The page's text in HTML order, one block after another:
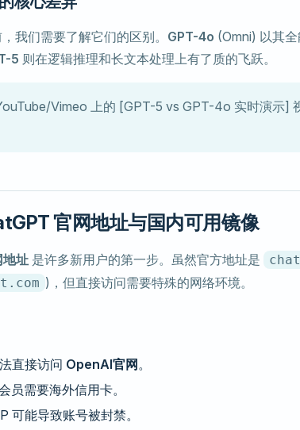
我们需要了解它们的区别。 GPT-4o (Omni) 以其
5 则在逻辑推理和长文本处理上有了质的飞跃。
Vimeo 上的 [GPT-5 vs GPT-4o 实时演示]
官网地址与国内可用镜像
址 是许多新用户的第一步。虽然官方地址是
)，但直接访问需要特殊的网络环境。
直接访问 OpenAI官网。
员需要海外信用卡。
可能导致账号被封禁。